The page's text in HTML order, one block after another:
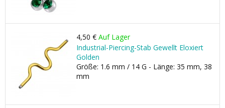
4,50 € Auf Lager
Industrial-Piercing-Stab Gewellt Eloxiert
Golden
Größe: 1.6 mm / 14 G - Länge: 35 mm, 38
mm